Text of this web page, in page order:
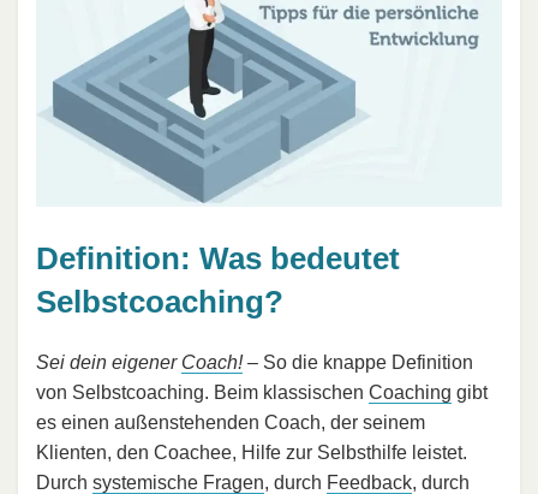
Definition: Was bedeutet
Selbstcoaching?
Sei dein eigener Coach!– So die knappe Definition
von Selbstcoaching. Beim klassischen Coaching gibt
es einen außenstehenden Coach, der seinem
Klienten, den Coachee, Hilfe zur Selbsthilfe leistet.
Durch systemische Fragen, durch Feedback, durch